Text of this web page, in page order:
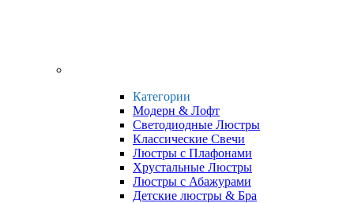
Категории
Модерн & Лофт
Светодиодные Люстры
Классические Свечи
Люстры с Плафонами
Хрустальные Люстры
Люстры с Абажурами
Детские люстры & Бра